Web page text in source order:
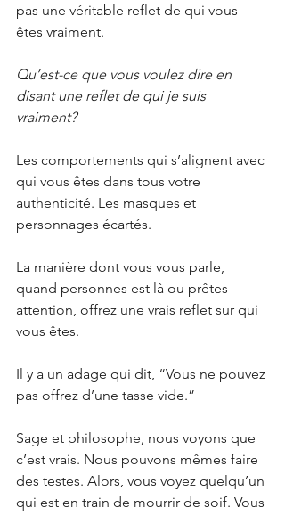
pas une véritable reflet de qui vous
êtes vraiment.
Qu’est-ce que vous voulez dire en
disant une reflet de qui je suis
vraiment?
Les comportements qui s’alignent avec
qui vous êtes dans tous votre
authenticité. Les masques et
personnages écartés.
La manière dont vous vous parle,
quand personnes est là ou prêtes
attention, offrez une vrais reflet sur qui
vous êtes.
Il y a un adage qui dit, “Vous ne pouvez
pas offrez d’une tasse vide.”
Sage et philosophe, nous voyons que
c’est vrais. Nous pouvons mêmes faire
des testes. Alors, vous voyez quelqu’un
qui est en train de mourrir de soif. Vous